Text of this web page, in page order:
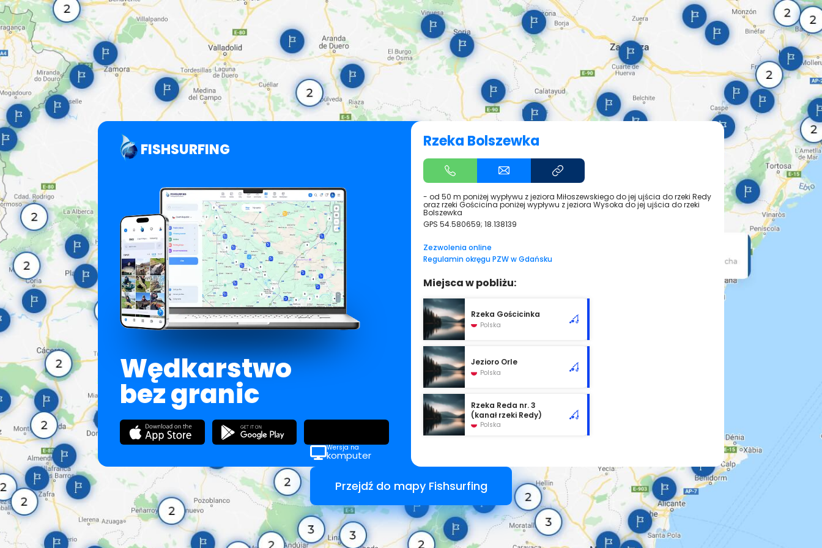
FISHSURFING
Wędkarstwo
bez granic
Wersja na
komputer
Rzeka Bolszewka
- od 50 m poniżej wypływu z jeziora Miłoszewskiego do jej ujścia do rzeki Redy
oraz rzeki Gościcina poniżej wypływu z jeziora Wysoka do jej ujścia do rzeki
Bolszewka
GPS 54.580659; 18.138139
Zezwolenia online
Regulamin okręgu PZW w Gdańsku
Miejsca w pobliżu:
Rzeka Gościcinka
Polska
Jezioro Orle
Polska
Rzeka Reda nr. 3
(kanał rzeki Redy)
Polska
Przejdź do mapy Fishsurfing